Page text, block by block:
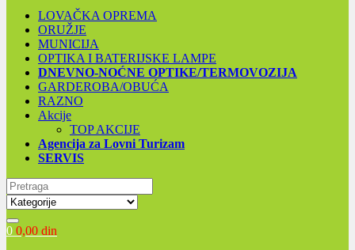
LOVAČKA OPREMA
ORUŽJE
MUNICIJA
OPTIKA I BATERIJSKE LAMPE
DNEVNO-NOĆNE OPTIKE/TERMOVOZIJA
GARDEROBA/OBUĆA
RAZNO
Akcije
TOP AKCIJE
Agencija za Lovni Turizam
SERVIS
Search for:
0 0,00 din